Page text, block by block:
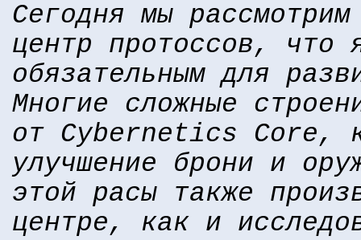
Сегодня мы
центр протоссов, что
обязательным для
Многие сложные
от Cybernetics Core,
улучшение брони и
этой расы также
центре, как и